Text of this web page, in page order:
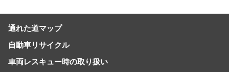
通れた道マップ
自動車リサイクル
車両レスキュー時の取り扱い